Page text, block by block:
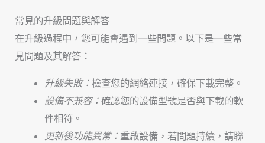
常見的升級問題與解答
在升級過程中，您可能會遇到一些問題。以下是一些常
見問題及其解答：
升級失敗： 檢查您的網絡連接，確保下載完整。
設備不兼容： 確認您的設備型號是否與下載的軟
件相符。
更新後功能異常： 重啟設備，若問題持續，請聯